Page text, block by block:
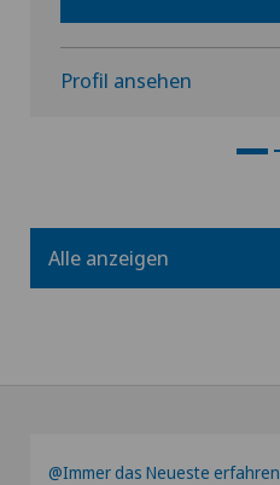
Profil ansehen
Alle anzeigen
@Immer das Neueste erfahren